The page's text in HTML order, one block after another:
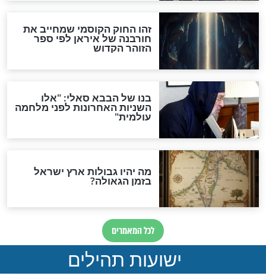
האם לאחר בוא המשיח יהיה
אפשר לחזור בתשובה?
לכל המאמרים
להמתקת הדינים וביטול
גזרות